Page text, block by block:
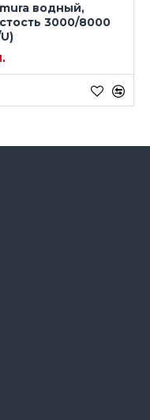
водный,
3000/8000